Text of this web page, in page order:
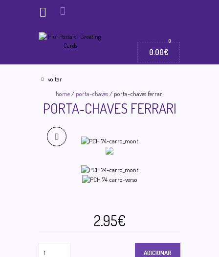
0
o meu
carrinho:
0.00€
home / porta-chaves /porta-chaves ferrari
PORTA-CHAVES FERRARI
voltar
2.95€
ADICIONAR